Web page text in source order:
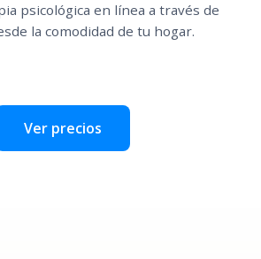
psicológica en línea a través de
la comodidad de tu hogar.
Ver precios